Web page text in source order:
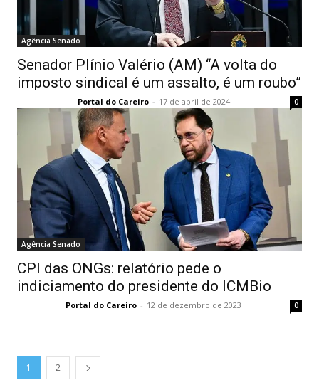
Agência Senado
Senador Plínio Valério (AM) “A volta do
imposto sindical é um assalto, é um roubo”
Portal do Careiro - 17 de abril de 2024 0
Agência Senado
CPI das ONGs: relatório pede o
indiciamento do presidente do ICMBio
Portal do Careiro - 12 de dezembro de 2023 0
1 2